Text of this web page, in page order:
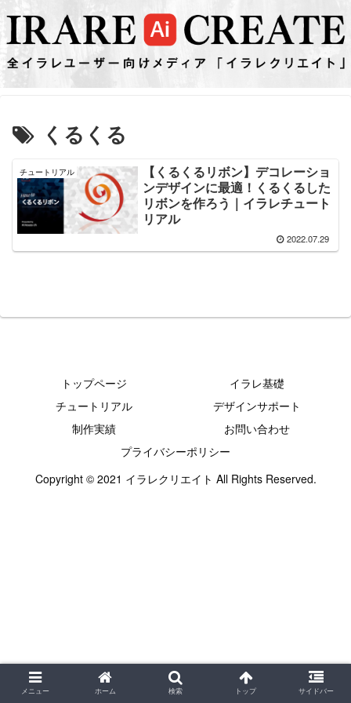
くるくる
チュートリアル
【くるくるリボン】デコレーショ
ンデザインに最適！くるくるした
リボンを作ろう｜イラレチュート
リアル
2022.07.29
トップページ
イラレ基礎
チュートリアル
デザインサポート
制作実績
お問い合わせ
プライバシーポリシー
Copyright © 2021 イラレクリエイト All Rights Reserved.
メニュー ホーム 検索 トップ サイドバー